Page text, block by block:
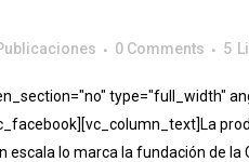
0 Comments 5
type="full_width"
lo marca la fundación de la